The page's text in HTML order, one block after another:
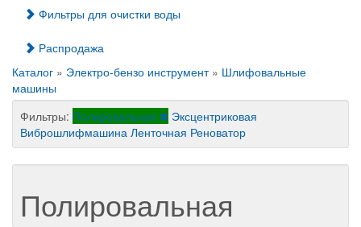
Фильтры для очистки воды
Распродажа
Каталог » Электро-бензо инструмент» Шлифовальные
машины
Фильтры: Полировальная
Эксцентриковая
Виброшлифмашина Ленточная Реноватор
Полировальная